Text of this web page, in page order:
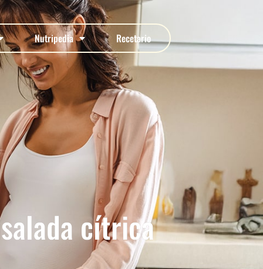
Nutripedia Recetario
cítrica